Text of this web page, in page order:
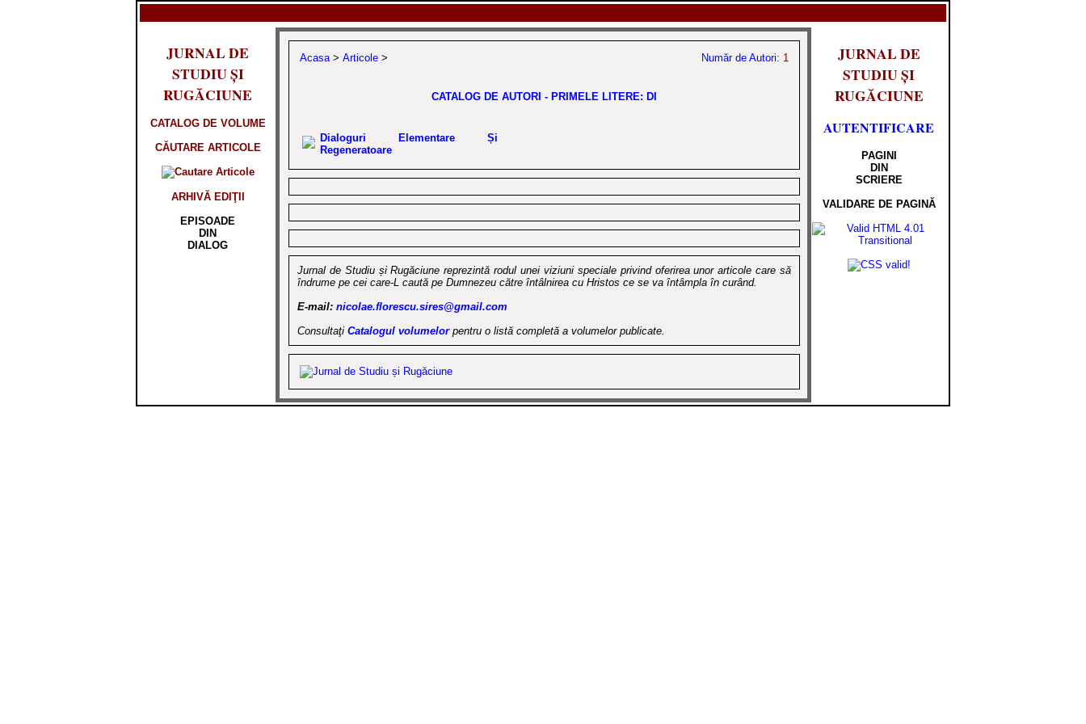
JURNAL DE
STUDIU ȘI
RUGĂCIUNE
CATALOG DE VOLUME
CĂUTARE ARTICOLE
ARHIVĂ EDIŢII
EPISOADE
DIN
DIALOG
Acasa > Articole > Număr de Autori: 1
CATALOG DE AUTORI - PRIMELE LITERE: DI
Dialoguri Elementare Și
Regeneratoare
Jurnal de Studiu și Rugăciune reprezintă rodul unei viziuni speciale privind oferirea unor articole care să
îndrume pe cei care-L caută pe Dumnezeu către întâlnirea cu Hristos ce se va întâmpla în curând.
E-mail: nicolae.florescu.sires@gmail.com
Consultaţi Catalogul volumelorpentru o listă completă a volumelor publicate.
JURNAL DE
STUDIU ȘI
RUGĂCIUNE
AUTENTIFICARE
PAGINI
DIN
SCRIERE
VALIDARE DE PAGINĂ